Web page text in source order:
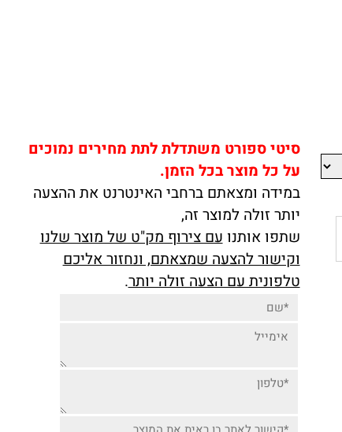
סיטי ספורט משתדלת לתת מחירים נמוכים
על כל מוצר בכל הזמן.
במידה ומצאתם ברחבי האינטרנט את ההצעה
יותר זולה למוצר זה,
שתפו אותנועם צירוף מק"ט של מוצר שלנו
וקישור להצעה שמצאתם, ונחזור אליכם
טלפונית עם הצעה זולה יותר